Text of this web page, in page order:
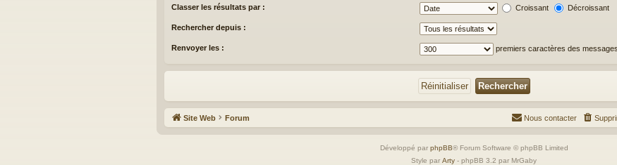
Classer les résultats par : Croissant Décroissant
Rechercher depuis :
Renvoyer les : premiers caractères des messages
Site Web Forum Nous contacter
Développé par phpBB® Forum Software © phpBB Limited
Style par Arty - phpBB 3.2 par MrGaby